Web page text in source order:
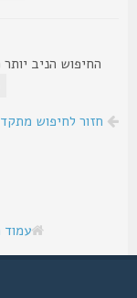
החיפוש הניב יותר מ 1000 תוצאות
חזור לחיפוש מתקדם
עמוד ראשי